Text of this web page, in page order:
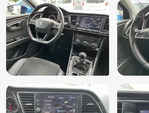
Sport uitlaat
Spraakbediening
Stuurbekrachtiging
Stuurbekrachtiging snelheidsafhankelijk
Stuur verstelbaar
Stuurwiel multifunctioneel
Upgrade Alcantara
Upgrade Executive